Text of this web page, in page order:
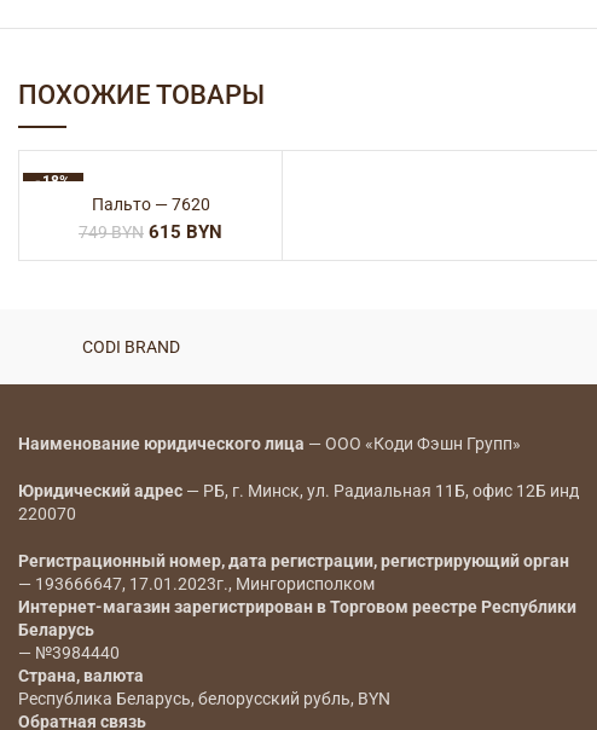
ПОХОЖИЕ ТОВАРЫ
-18%
Пальто — 7620
749BYN 615 BYN
CODI BRAND
Наименование юридического лица — ООО «Коди Фэшн Групп»
Юридический адрес — РБ, г. Минск, ул. Радиальная 11Б, офис 12Б инд
220070
Регистрационный номер, дата регистрации, регистрирующий орган
— 193666647, 17.01.2023г., Мингорисполком
Интернет-магазин зарегистрирован в Торговом реестре Республики
Беларусь
— №3984440
Страна, валюта
Республика Беларусь, белорусский рубль, BYN
Обратная связь